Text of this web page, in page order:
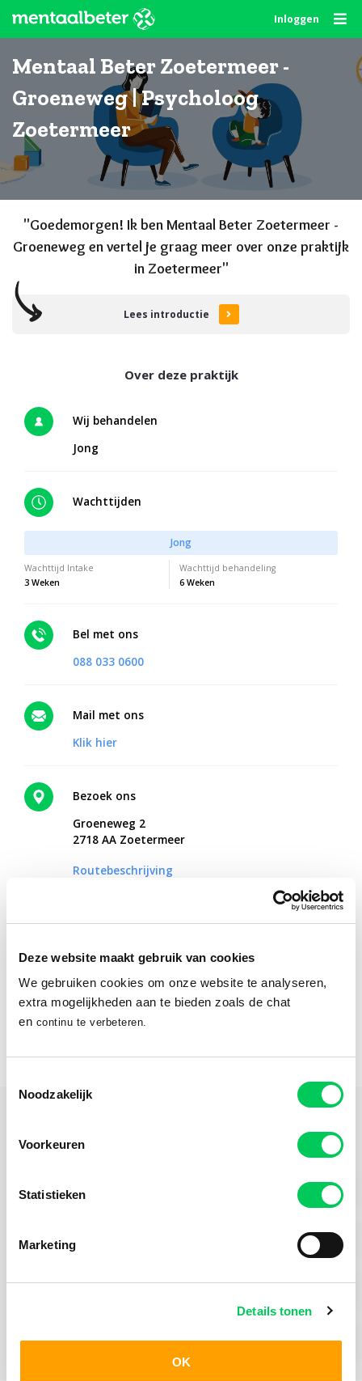
Deze website maakt gebruik van cookies
We gebruiken cookies om onze website te analyseren,
extra mogelijkheden aan te bieden zoals de chat
en continu te verbeteren.
Noodzakelijk
Voorkeuren
Statistieken
Marketing
Details tonen
OK
content
Inloggen
Mentaal Beter Zoetermeer -
Groeneweg | Psycholoog
Zoetermeer
"Goedemorgen! Ik ben Mentaal Beter Zoetermeer -
Groeneweg en vertel je graag meer over onze praktijk
in Zoetermeer"
Lees introductie
Wij behandelen
Jong
Wachttijden
Jong
Wachttijd Intake
Wachttijd behandeling
3 Weken
6 Weken
Bel met ons
088 033 0600
Mail met ons
Klik hier
Bezoek ons
Groeneweg 2
2718 AA Zoetermeer
Routebeschrijving
jij je fijn voelt.
Ontdek Mentaal Beter Online
Hoe werkt aanmelden
Wachttijden